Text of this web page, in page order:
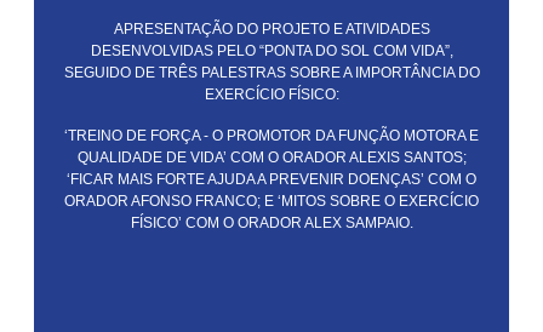
APRESENTAÇÃO DO PROJETO E ATIVIDADES
DESENVOLVIDAS PELO “PONTA DO SOL COM VIDA”,
SEGUIDO DE TRÊS PALESTRAS SOBRE A IMPORTÂNCIA DO
EXERCÍCIO FÍSICO:
‘TREINO DE FORÇA - O PROMOTOR DA FUNÇÃO MOTORA E
QUALIDADE DE VIDA’ COM O ORADOR ALEXIS SANTOS;
‘FICAR MAIS FORTE AJUDA A PREVENIR DOENÇAS’ COM O
ORADOR AFONSO FRANCO; E ‘MITOS SOBRE O EXERCÍCIO
FÍSICO’ COM O ORADOR ALEX SAMPAIO.